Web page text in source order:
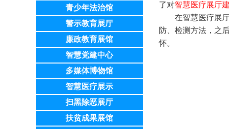
青少年法治馆
警示教育展厅
廉政教育展馆
智慧党建中心
多媒体博物馆
智慧医疗展示
扫黑除恶展厅
扶贫成果展馆
了对智慧医疗展厅
在智慧医疗展
防、检测方法，之
怀。